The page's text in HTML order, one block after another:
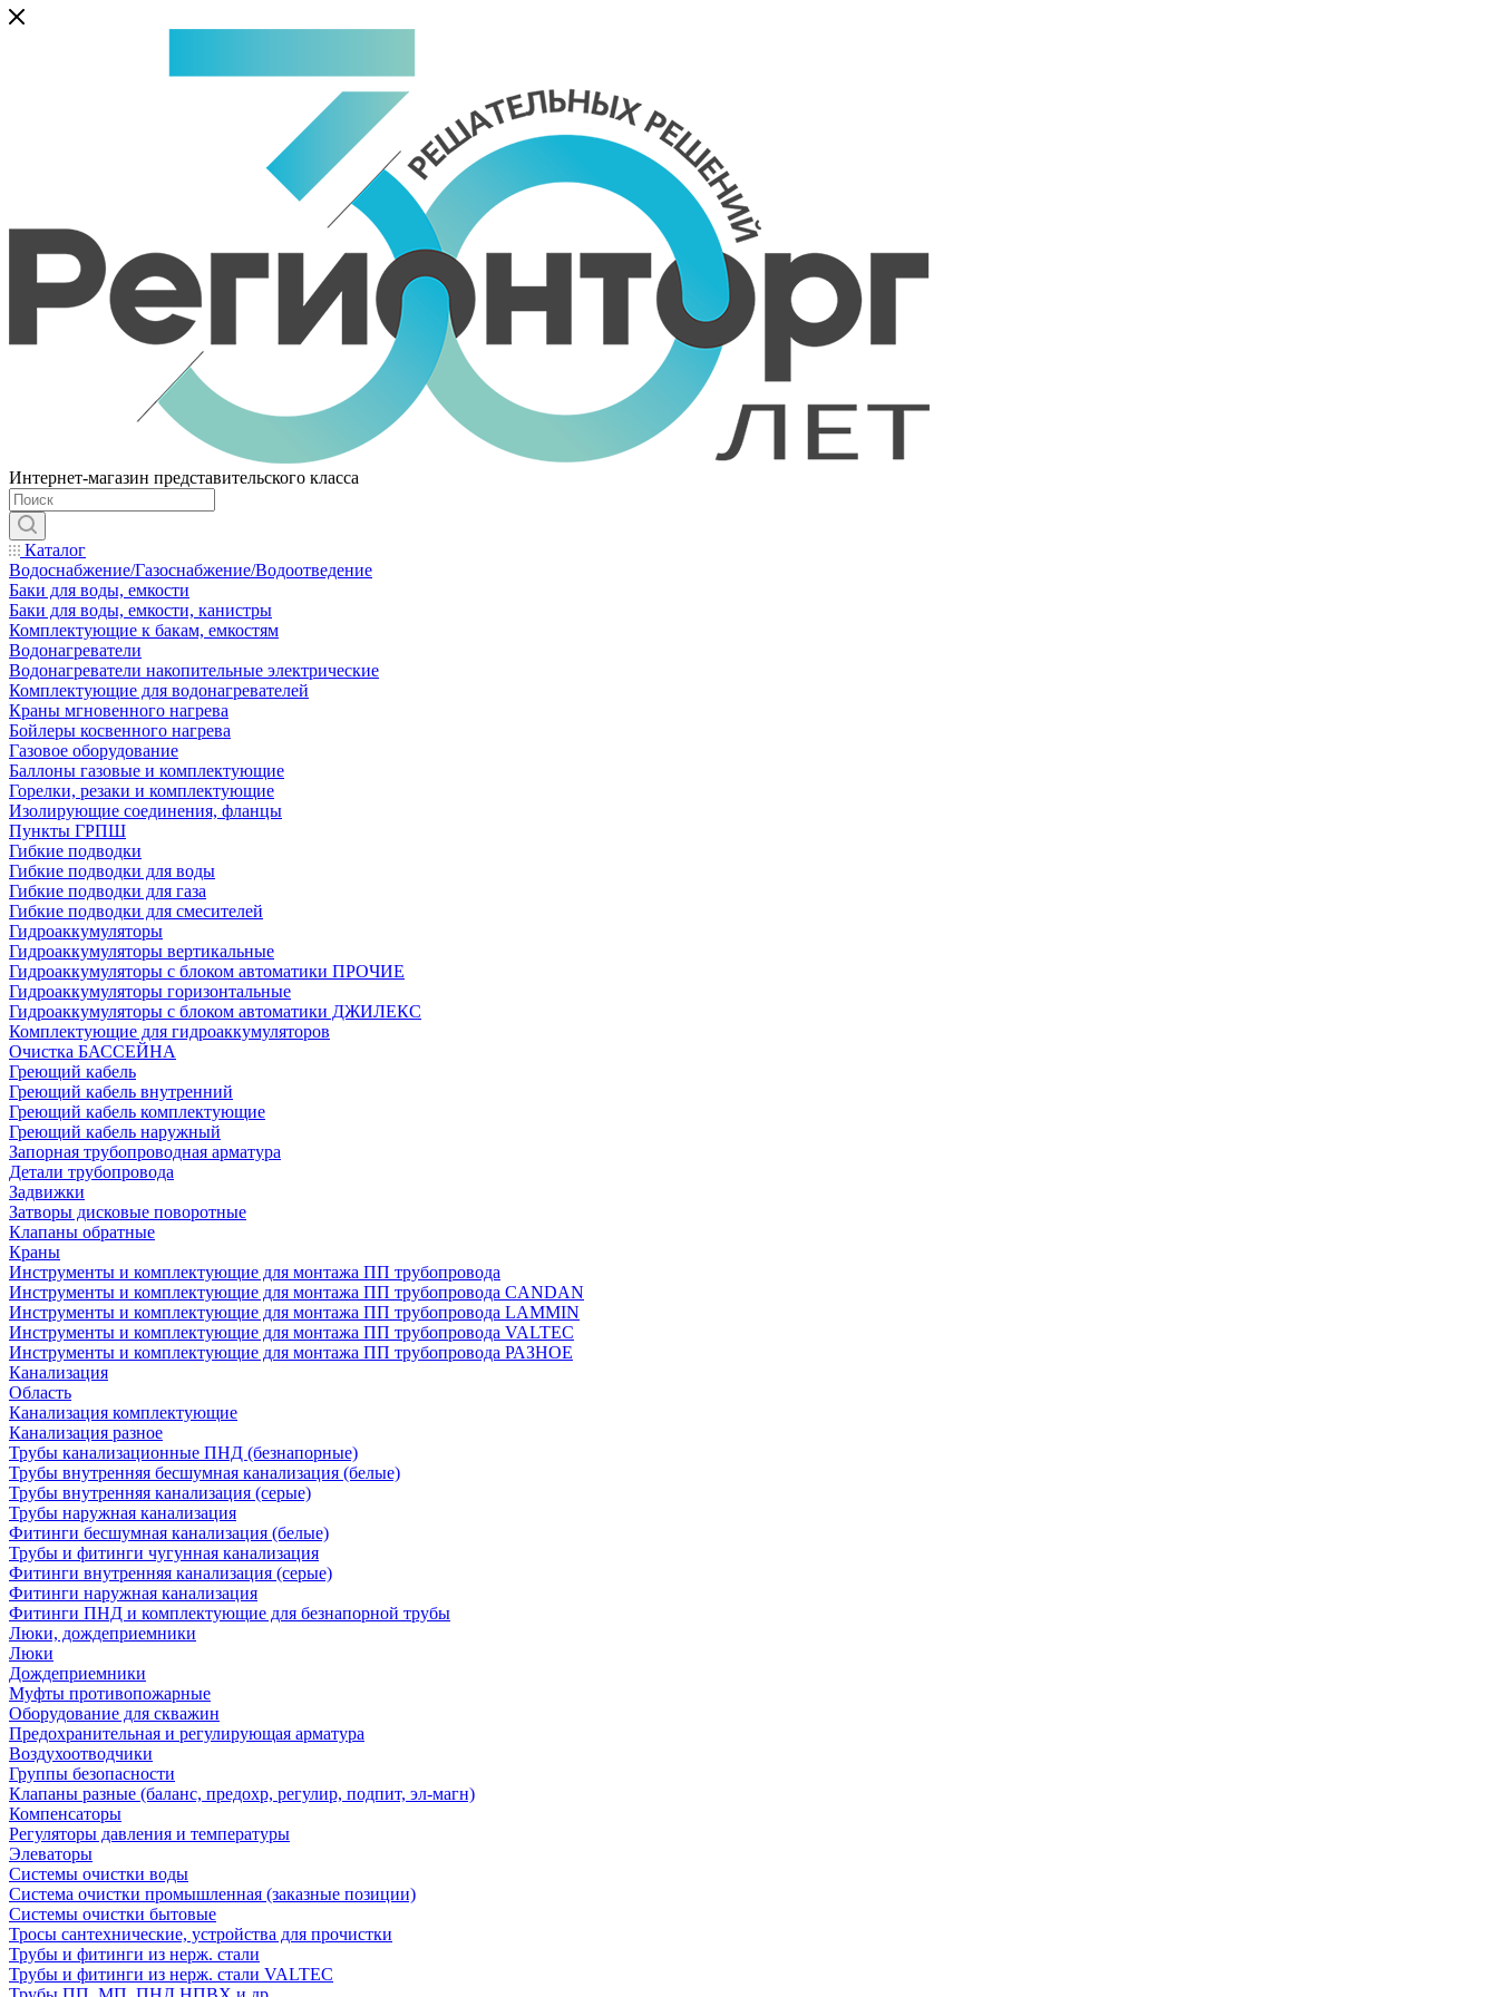
Интернет-магазин представительского класса
Каталог
Водоснабжение/Газоснабжение/Водоотведение
Баки для воды, емкости
Баки для воды, емкости, канистры
Комплектующие к бакам, емкостям
Водонагреватели
Водонагреватели накопительные электрические
Комплектующие для водонагревателей
Краны мгновенного нагрева
Бойлеры косвенного нагрева
Газовое оборудование
Баллоны газовые и комплектующие
Горелки, резаки и комплектующие
Изолирующие соединения, фланцы
Пункты ГРПШ
Гибкие подводки
Гибкие подводки для воды
Гибкие подводки для газа
Гибкие подводки для смесителей
Гидроаккумуляторы
Гидроаккумуляторы вертикальные
Гидроаккумуляторы с блоком автоматики ПРОЧИЕ
Гидроаккумуляторы горизонтальные
Гидроаккумуляторы с блоком автоматики ДЖИЛЕКС
Комплектующие для гидроаккумуляторов
Очистка БАССЕЙНА
Греющий кабель
Греющий кабель внутренний
Греющий кабель комплектующие
Греющий кабель наружный
Запорная трубопроводная арматура
Детали трубопровода
Задвижки
Затворы дисковые поворотные
Клапаны обратные
Краны
Инструменты и комплектующие для монтажа ПП трубопровода
Инструменты и комплектующие для монтажа ПП трубопровода CANDAN
Инструменты и комплектующие для монтажа ПП трубопровода LAMMIN
Инструменты и комплектующие для монтажа ПП трубопровода VALTEC
Инструменты и комплектующие для монтажа ПП трубопровода РАЗНОЕ
Канализация
Область
Канализация комплектующие
Канализация разное
Трубы канализационные ПНД (безнапорные)
Трубы внутренняя бесшумная канализация (белые)
Трубы внутренняя канализация (серые)
Трубы наружная канализация
Фитинги бесшумная канализация (белые)
Трубы и фитинги чугунная канализация
Фитинги внутренняя канализация (серые)
Фитинги наружная канализация
Фитинги ПНД и комплектующие для безнапорной трубы
Люки, дождеприемники
Люки
Дождеприемники
Муфты противопожарные
Оборудование для скважин
Предохранительная и регулирующая арматура
Воздухоотводчики
Группы безопасности
Клапаны разные (баланс, предохр, регулир, подпит, эл-магн)
Компенсаторы
Регуляторы давления и температуры
Элеваторы
Системы очистки воды
Система очистки промышленная (заказные позиции)
Системы очистки бытовые
Тросы сантехнические, устройства для прочистки
Трубы и фитинги из нерж. стали
Трубы и фитинги из нерж. стали VALTEC